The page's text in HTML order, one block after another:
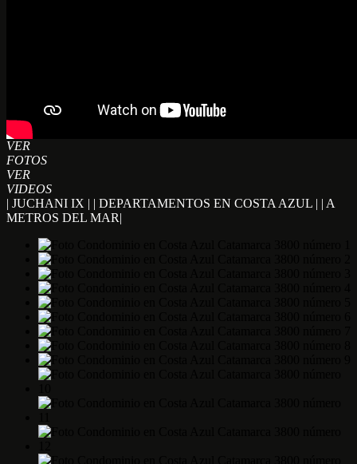
VER
FOTOS
VER
VIDEOS
| JUCHANI IX | | DEPARTAMENTOS EN COSTA AZUL | | A
METROS DEL MAR|